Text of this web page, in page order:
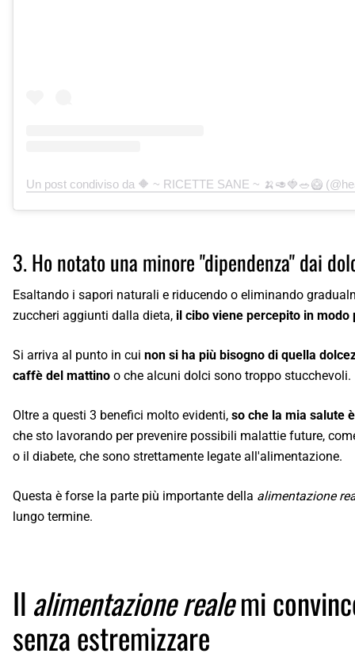
3. Ho notato una minore "dipendenza" dai
Esaltando i sapori naturali e riducendo o eliminando
zuccheri aggiunti dalla dieta, il cibo viene percepito in modo
Si arriva al punto in cui non si ha più bisogno di quella
caffè del mattino o che alcuni dolci sono troppo stucchevoli.
Oltre a questi 3 benefici molto evidenti, so che la mia salute
che sto lavorando per prevenire possibili malattie future,
o il diabete, che sono strettamente legate all'alimentazione.
Questa è forse la parte più importante della alimentazione
lungo termine.
Il alimentazione realemi
senza estremizzare